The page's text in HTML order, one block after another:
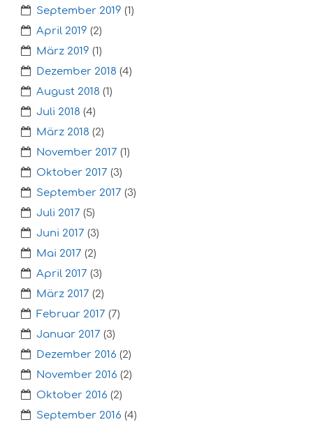
September 2019 (1)
April 2019 (2)
März 2019 (1)
Dezember 2018 (4)
August 2018 (1)
Juli 2018 (4)
März 2018 (2)
November 2017 (1)
Oktober 2017 (3)
September 2017 (3)
Juli 2017 (5)
Juni 2017 (3)
Mai 2017 (2)
April 2017 (3)
März 2017 (2)
Februar 2017 (7)
Januar 2017 (3)
Dezember 2016 (2)
November 2016 (2)
Oktober 2016 (2)
September 2016 (4)